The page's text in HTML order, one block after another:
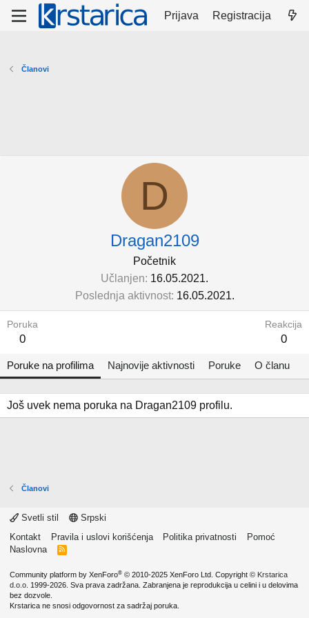
Prijava Registracija
Članovi
D
Dragan2109
Početnik
Učlanjen 16.05.2021.
Poslednja aktivnost 16.05.2021.
Poruka
0
Reakcija
0
Poruke na profilima Najnovije aktivnosti Poruke O članu
Još uvek nema poruka na Dragan2109 profilu.
Članovi
Svetli stil
Srpski
Kontakt
Pravila i uslovi korišćenja Politika privatnosti
Pomoć
Naslovna
R
Community platform by XenForo® © 2010-2025 XenForo Ltd. Copyright © Krstarica
d.o.o. 1999-2026. Sva prava zadržana. Zabranjena je reprodukcija u celini i u delovima
bez dozvole.
Krstarica ne snosi odgovornost za sadržaj poruka.